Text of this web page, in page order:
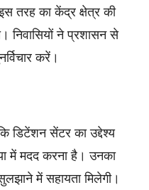
तरह का केंद्र क्षेत्र की
निवासियों ने प्रशासन से
करें।
डिटेंशन सेंटर का उद्देश्य
में मदद करना है। उनका
में सहायता मिलेगी।